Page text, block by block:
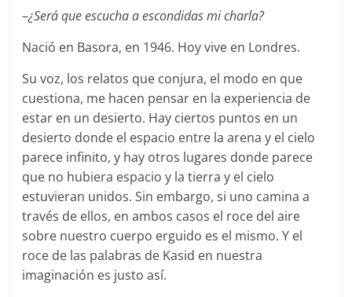
–¿Será que escucha a escondidas mi charla?
Nació en Basora, en 1946. Hoy vive en Londres.
Su voz, los relatos que conjura, el modo en que
cuestiona, me hacen pensar en la experiencia de
estar en un desierto. Hay ciertos puntos en un
desierto donde el espacio entre la arena y el cielo
parece infinito, y hay otros lugares donde parece
que no hubiera espacio y la tierra y el cielo
estuvieran unidos. Sin embargo, si uno camina a
través de ellos, en ambos casos el roce del aire
sobre nuestro cuerpo erguido es el mismo. Y el
roce de las palabras de Kasid en nuestra
imaginación es justo así.